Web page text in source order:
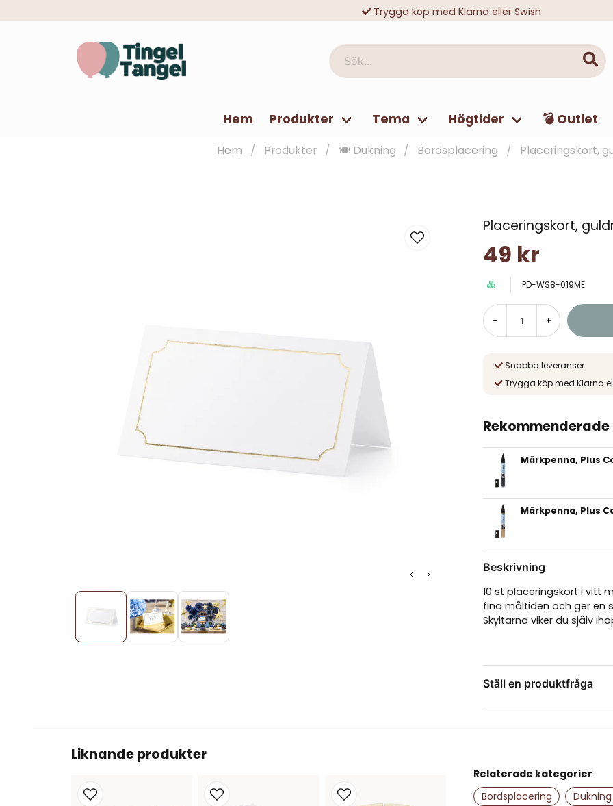
Trygga köp med Klarna eller Swish
Sök...
Hem Produkter Tema Högtider 💣 Outlet
Hem Produkter 🍽️ Dukning Bordsplacering Placeringskort,
Placeringskort,
49 kr
PD-WS8-019ME
- +
Snabba leveranser
Trygga köp med Klarna
Märkpenna, Plus
Märkpenna, Plus
Beskrivning
10 st placeringskort i vitt
fina måltiden och ger en
Skyltarna viker du själv
Ställ en produktfråga
name
Namn
Liknande produkter
Relaterade kategorier
Bordsplacering